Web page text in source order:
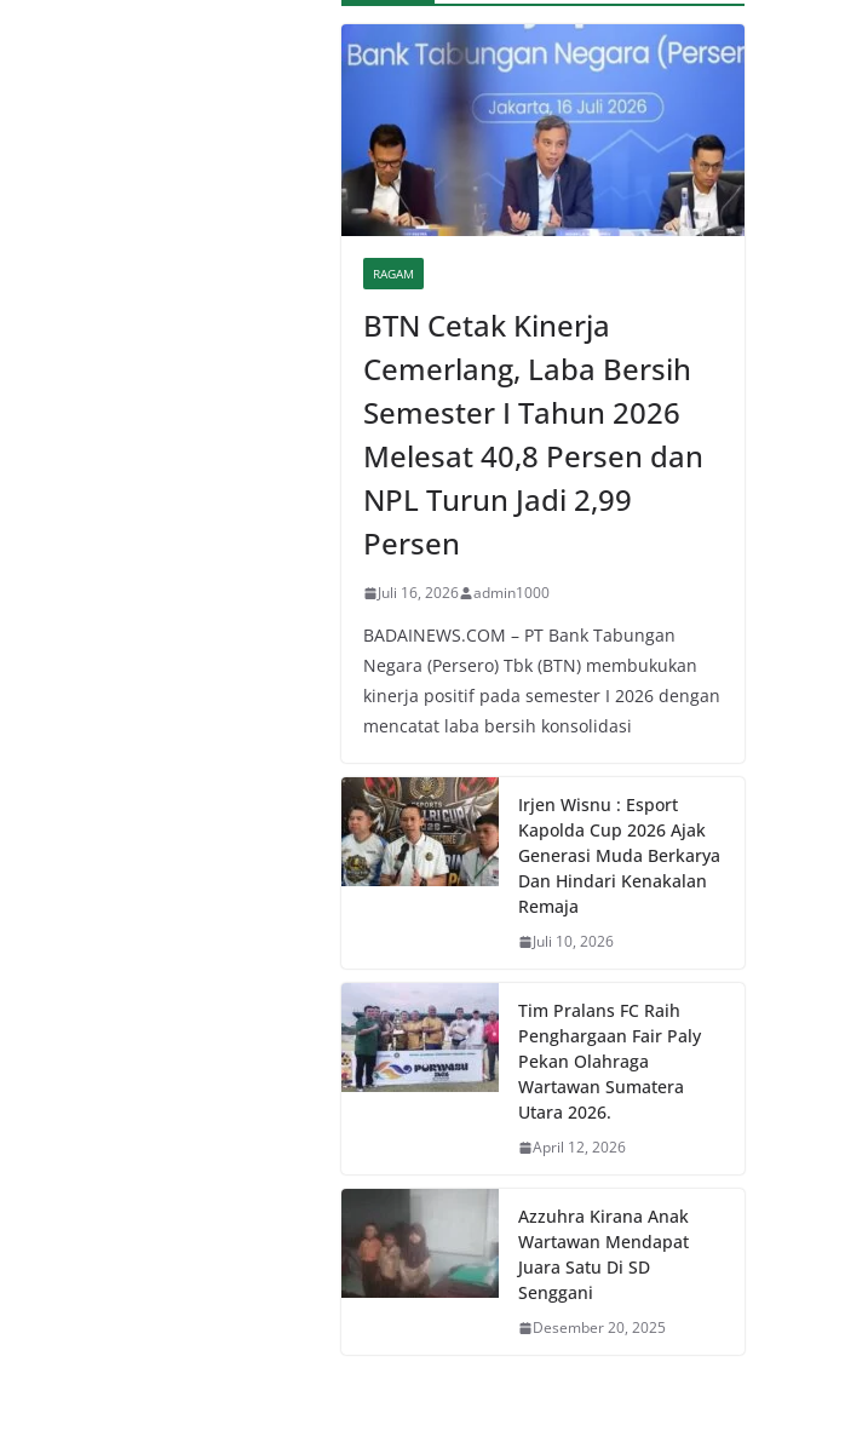
RAGAM
BTN Cetak Kinerja
Cemerlang, Laba Bersih
Semester I Tahun 2026
Melesat 40,8 Persen dan
NPL Turun Jadi 2,99
Persen
Juli 16, 2026 admin1000
BADAINEWS.COM – PT Bank Tabungan
Negara (Persero) Tbk (BTN) membukukan
kinerja positif pada semester I 2026 dengan
mencatat laba bersih konsolidasi
Irjen Wisnu : Esport
Kapolda Cup 2026 Ajak
Generasi Muda Berkarya
Dan Hindari Kenakalan
Remaja
Juli 10, 2026
Tim Pralans FC Raih
Penghargaan Fair Paly
Pekan Olahraga
Wartawan Sumatera
Utara 2026.
April 12, 2026
Azzuhra Kirana Anak
Wartawan Mendapat
Juara Satu Di SD
Senggani
Desember 20, 2025